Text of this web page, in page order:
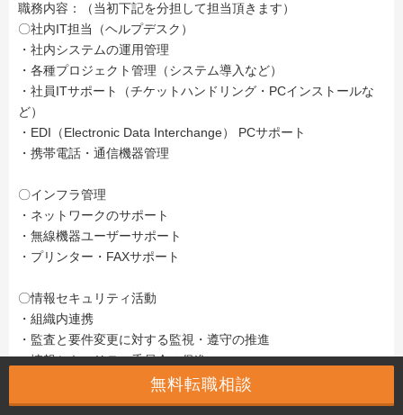
職務内容：（当初下記を分担して担当頂きます）
〇社内IT担当（ヘルプデスク）
・社内システムの運用管理
・各種プロジェクト管理（システム導入など）
・社員ITサポート（チケットハンドリング・PCインストールな
ど）
・EDI（Electronic Data Interchange） PCサポート
・携帯電話・通信機器管理
〇インフラ管理
・ネットワークのサポート
・無線機器ユーザーサポート
・プリンター・FAXサポート
〇情報セキュリティ活動
・組織内連携
・監査と要件変更に対する監視・遵守の推進
・情報セキュリティ委員会の促進
必要に応じて、その他のIT/IS関連業務をサポートする。
無料転職相談